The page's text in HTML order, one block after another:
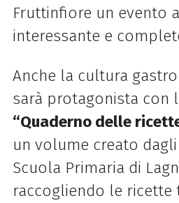
Fruttinfiore un evento
interessante e
Anche la cultura
sarà protagonista con
“Quaderno delle
un volume creato
Scuola Primaria di
raccogliendo le ricette